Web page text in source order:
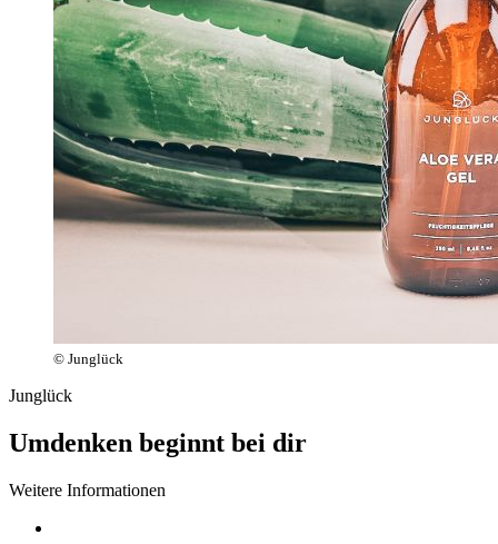
© Junglück
Junglück
Umdenken beginnt bei dir
Weitere Informationen